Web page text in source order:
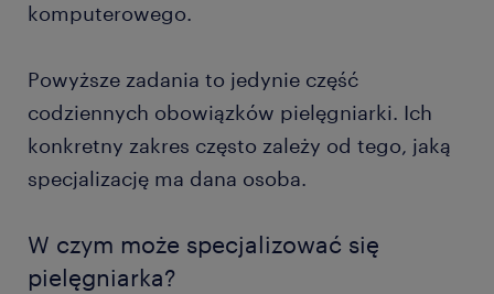
komputerowego.
Powyższe zadania to jedynie część
codziennych obowiązków pielęgniarki. Ich
konkretny zakres często zależy od tego, jaką
specjalizację ma dana osoba.
W czym może specjalizować się
pielęgniarka?